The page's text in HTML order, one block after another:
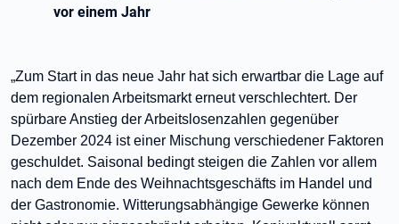
vor einem Jahr
„Zum Start in das neue Jahr hat sich erwartbar die Lage auf
dem regionalen Arbeitsmarkt erneut verschlechtert. Der
spürbare Anstieg der Arbeitslosenzahlen gegenüber
Dezember 2024 ist einer Mischung verschiedener Faktoren
geschuldet. Saisonal bedingt steigen die Zahlen vor allem
nach dem Ende des Weihnachtsgeschäfts im Handel und
der Gastronomie. Witterungsabhängige Gewerke können